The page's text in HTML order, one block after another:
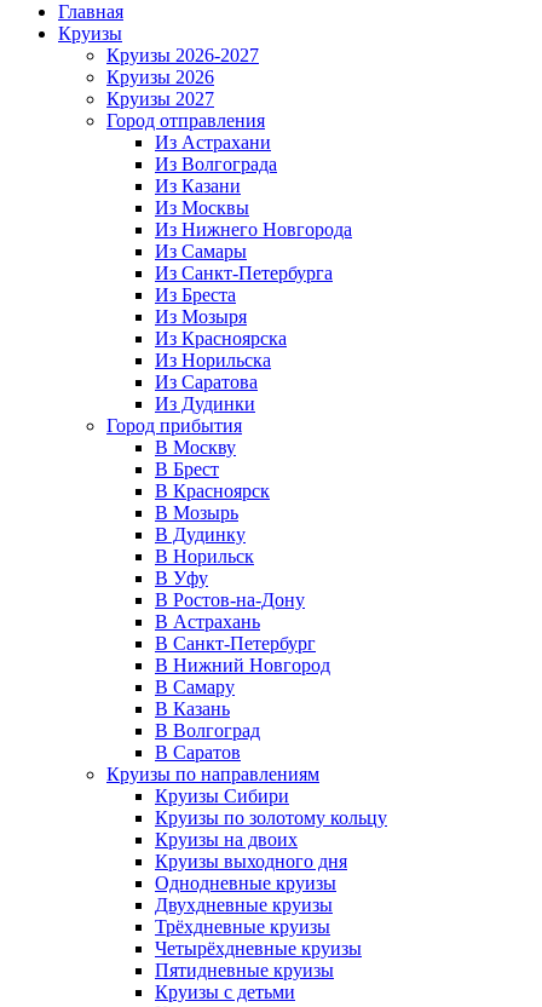
Главная
Круизы
Круизы 2026-2027
Круизы 2026
Круизы 2027
Город отправления
Из Астрахани
Из Волгограда
Из Казани
Из Москвы
Из Нижнего Новгорода
Из Самары
Из Санкт-Петербурга
Из Бреста
Из Мозыря
Из Красноярска
Из Норильска
Из Саратова
Из Дудинки
Город прибытия
В Москву
В Брест
В Красноярск
В Мозырь
В Дудинку
В Норильск
В Уфу
В Ростов-на-Дону
В Астрахань
В Санкт-Петербург
В Нижний Новгород
В Самару
В Казань
В Волгоград
В Саратов
Круизы по направлениям
Круизы Сибири
Круизы по золотому кольцу
Круизы на двоих
Круизы выходного дня
Однодневные круизы
Двухдневные круизы
Трёхдневные круизы
Четырёхдневные круизы
Пятидневные круизы
Круизы с детьми